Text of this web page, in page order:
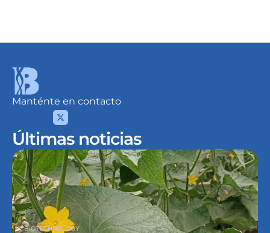
Últimas noticias
BIOTECHNOLOGY
Manténte en contacto